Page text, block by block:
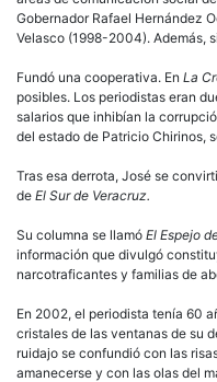
Gobernador Rafael Hernández
Velasco (1998-2004). Además,
Fundó una cooperativa. En La
posibles. Los periodistas eran
salarios que inhibían la
del estado de Patricio Chirinos,
Tras esa derrota, José se
de El Sur de Veracruz.
Su columna se llamó El Espejo
información que divulgó
narcotraficantes y familias de
En 2002, el periodista tenía 60
cristales de las ventanas de su
ruidajo se confundió con las
amanecerse y con las olas del